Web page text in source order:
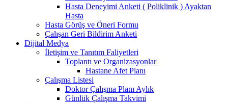
Hasta Deneyimi Anketi ( Poliklinik ) Ayaktan
Hasta
Hasta Görüş ve Öneri Formu
Çalışan Geri Bildirim Anketi
Dijital Medya
İletişim ve Tanıtım Faliyetleri
Toplantı ve Organizasyonlar
Hastane Afet Planı
Çalışma Listesi
Doktor Çalışma Planı Aylık
Günlük Çalışma Takvimi